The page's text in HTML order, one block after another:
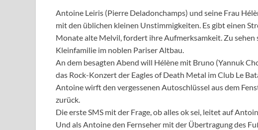
Antoine Leiris (Pierre Deladonchamps) und seine Frau
mit den üblichen kleinen Unstimmigkeiten. Es gibt einen
Monate alte Melvil, fordert ihre Aufmerksamkeit. Zu
Kleinfamilie im noblen Pariser Altbau.
An dem besagten Abend will Hélène mit Bruno (Yannuk
das Rock-Konzert der Eagles of Death Metal im Club Le
Antoine wirft den vergessenen Autoschlüssel aus dem
zurück.
Die erste SMS mit der Frage, ob alles ok sei, leitet auf
Und als Antoine den Fernseher mit der Übertragung des